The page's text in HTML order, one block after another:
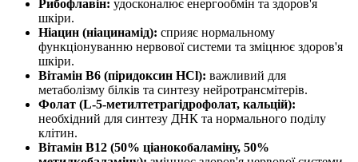
Рибофлавін: удосконалює енергообмін та здоров'я
шкіри.
Ніацин (ніацинамід): сприяє нормальному
функціонуванню нервової системи та зміцнює здоров'я
шкіри.
Вітамін B6 (піридоксин HCl): важливий для
метаболізму білків та синтезу нейротрансмітерів.
Фолат (L-5-метилтетрагідрофолат, кальцій):
необхідний для синтезу ДНК та нормального поділу
клітин.
Вітамін B12 (50% ціанокобаламіну, 50%